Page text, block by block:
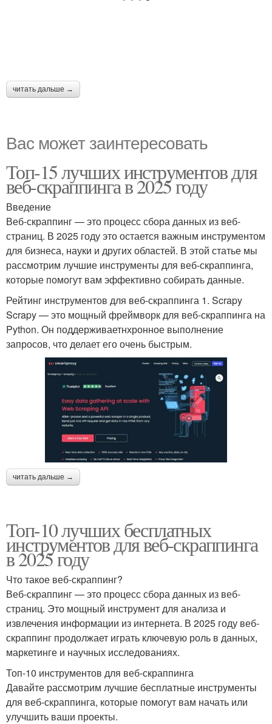
читать дальше →
Вас может заинтересовать
Топ-15 лучших инструментов для
веб-скраппинга в 2025 году
Введение
Веб-скраппинг — это процесс сбора данных из веб-
страниц. В 2025 году это остается важным инструментом
для бизнеса, науки и других областей. В этой статье мы
рассмотрим лучшие инструменты для веб-скраппинга,
которые помогут вам эффективно собирать данные.
Рейтинг инструментов для веб-скраппинга 1. Scrapy
Scrapy — это мощный фреймворк для веб-скраппинга на
Python. Он поддерживаетнхронное выполнение
запросов, что делает его очень быстрым.
читать дальше →
Топ-10 лучших бесплатных
инструментов для веб-скраппинга
в 2025 году
Что такое веб-скраппинг?
Веб-скраппинг — это процесс сбора данных из веб-
страниц. Это мощный инструмент для анализа и
извлечения информации из интернета. В 2025 году веб-
скраппинг продолжает играть ключевую роль в данных,
маркетинге и научных исследованиях.
Топ-10 инструментов для веб-скраппинга
Давайте рассмотрим лучшие бесплатные инструменты
для веб-скраппинга, которые помогут вам начать или
улучшить ваши проекты.